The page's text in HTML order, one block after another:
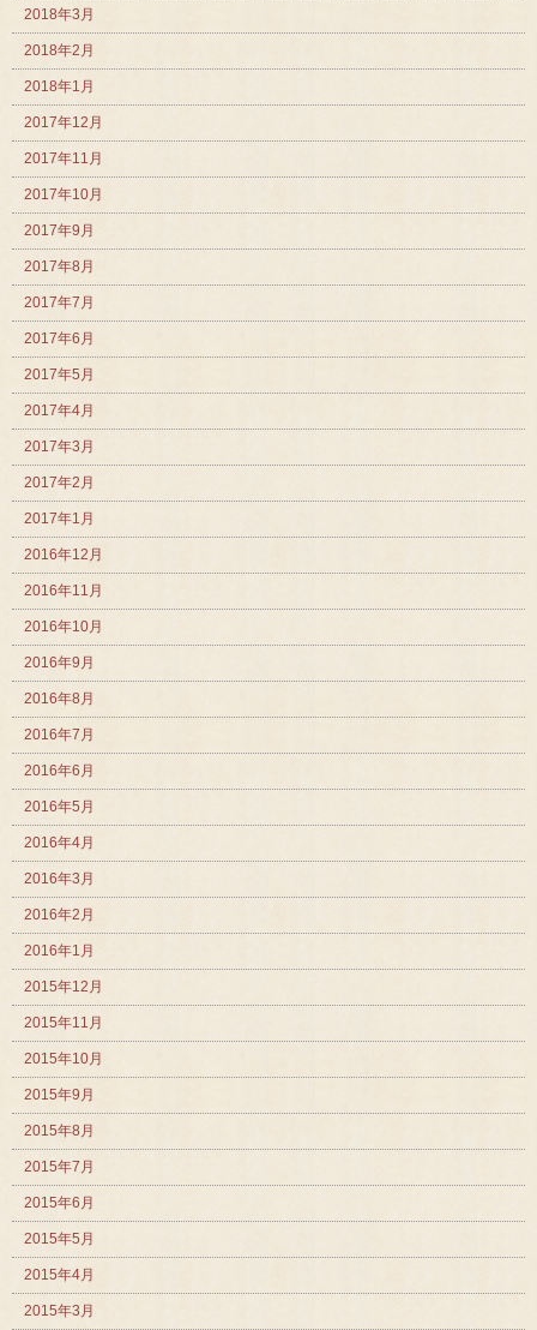
2018年3月
2018年2月
2018年1月
2017年12月
2017年11月
2017年10月
2017年9月
2017年8月
2017年7月
2017年6月
2017年5月
2017年4月
2017年3月
2017年2月
2017年1月
2016年12月
2016年11月
2016年10月
2016年9月
2016年8月
2016年7月
2016年6月
2016年5月
2016年4月
2016年3月
2016年2月
2016年1月
2015年12月
2015年11月
2015年10月
2015年9月
2015年8月
2015年7月
2015年6月
2015年5月
2015年4月
2015年3月